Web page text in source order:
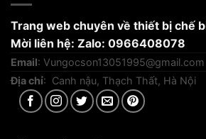
Trang web chuyên về thiết bị chế
Mời liên hệ: Zalo: 0966408078
Email: Vungocson13051995@gmail.com
Địa chỉ: Canh nậu, Thạch Thất, Hà Nội